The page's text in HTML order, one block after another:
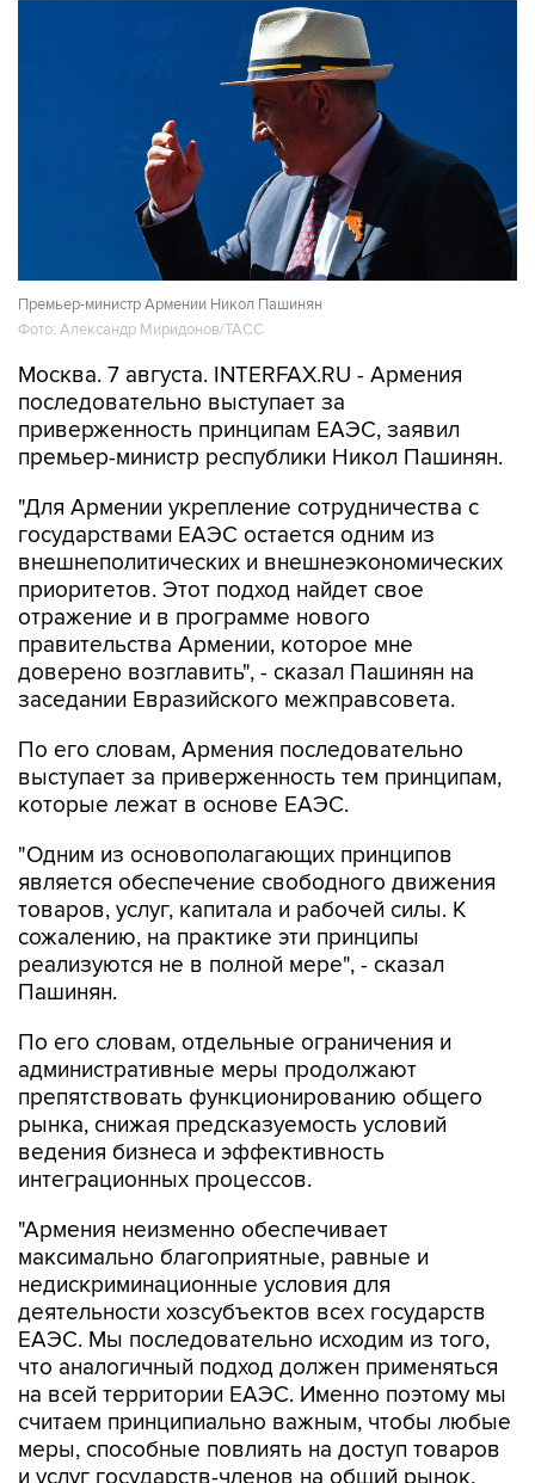
Премьер-министр Армении Никол Пашинян
Фото: Александр Миридонов/ТАСС
Москва. 7 августа. INTERFAX.RU - Армения
последовательно выступает за
приверженность принципам ЕАЭС, заявил
премьер-министр республики Никол Пашинян.
"Для Армении укрепление сотрудничества с
государствами ЕАЭС остается одним из
внешнеполитических и внешнеэкономических
приоритетов. Этот подход найдет свое
отражение и в программе нового
правительства Армении, которое мне
доверено возглавить", - сказал Пашинян на
заседании Евразийского межправсовета.
По его словам, Армения последовательно
выступает за приверженность тем принципам,
которые лежат в основе ЕАЭС.
"Одним из основополагающих принципов
является обеспечение свободного движения
товаров, услуг, капитала и рабочей силы. К
сожалению, на практике эти принципы
реализуются не в полной мере", - сказал
Пашинян.
По его словам, отдельные ограничения и
административные меры продолжают
препятствовать функционированию общего
рынка, снижая предсказуемость условий
ведения бизнеса и эффективность
интеграционных процессов.
"Армения неизменно обеспечивает
максимально благоприятные, равные и
недискриминационные условия для
деятельности хозсубъектов всех государств
ЕАЭС. Мы последовательно исходим из того,
что аналогичный подход должен применяться
на всей территории ЕАЭС. Именно поэтому мы
считаем принципиально важным, чтобы любые
меры, способные повлиять на доступ товаров